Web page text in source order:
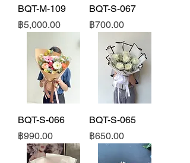
BQT-M-109
ราคา
฿5,000.00
BQT-S-067
ราคา
฿700.00
BQT-S-066
ราคา
฿990.00
BQT-S-065
ราคา
฿650.00